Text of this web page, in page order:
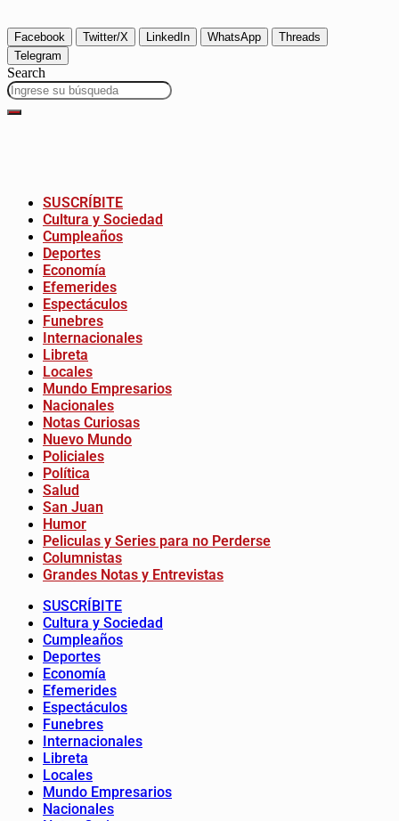
Facebook Twitter/X LinkedIn WhatsApp
Threads
Telegram
Search
SUSCRÍBITE
Cultura y Sociedad
Cumpleaños
Deportes
Economía
Efemerides
Espectáculos
Funebres
Internacionales
Libreta
Locales
Mundo Empresarios
Nacionales
Notas Curiosas
Nuevo Mundo
Policiales
Política
Salud
San Juan
Humor
Peliculas y Series para no Perderse
Columnistas
Grandes Notas y Entrevistas
SUSCRÍBITE
Cultura y Sociedad
Cumpleaños
Deportes
Economía
Efemerides
Espectáculos
Funebres
Internacionales
Libreta
Locales
Mundo Empresarios
Nacionales